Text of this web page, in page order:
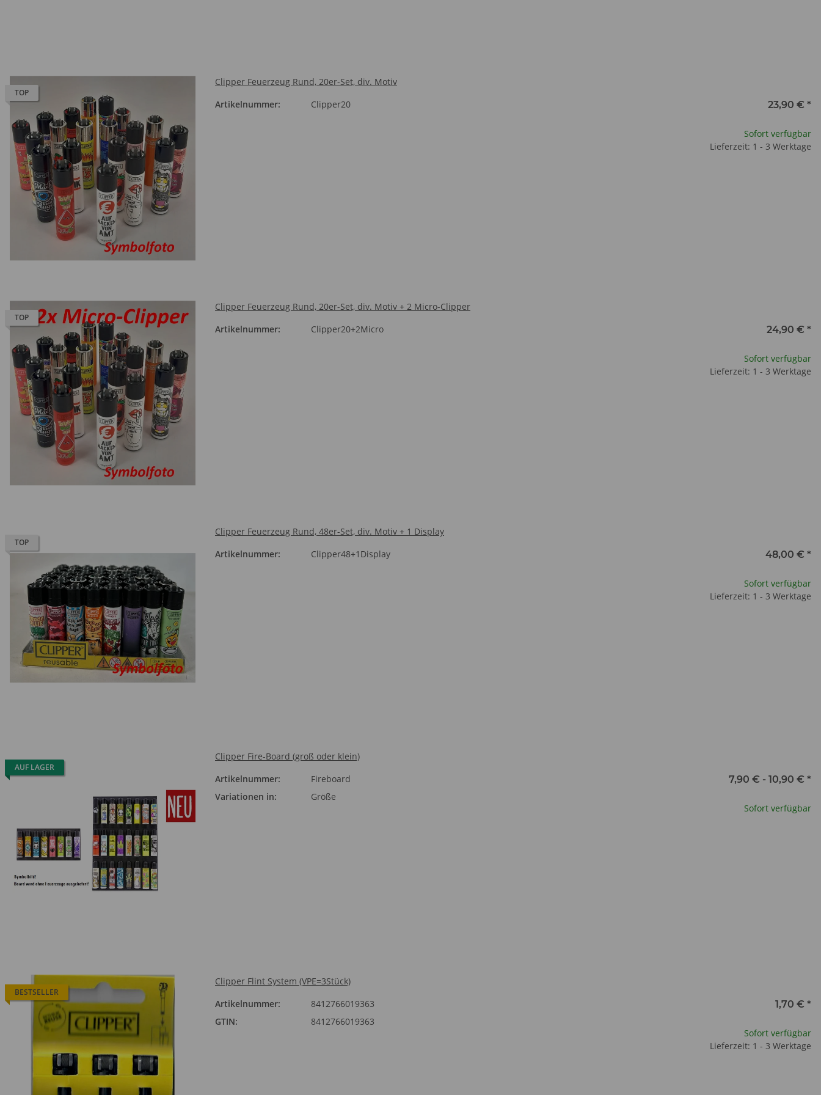
TOP
Clipper Feuerzeug Rund, 20er-Set, div. Motiv
Artikelnummer:
Clipper20 23,90 € *
Sofort verfügbar
Lieferzeit: 1 - 3 Werktage
TOP
Clipper Feuerzeug Rund, 20er-Set, div. Motiv + 2 Micro-Clipper
Artikelnummer:
Clipper20+2Micro 24,90 € *
Sofort verfügbar
Lieferzeit: 1 - 3 Werktage
TOP
Clipper Feuerzeug Rund, 48er-Set, div. Motiv + 1 Display
Artikelnummer:
Clipper48+1Display 48,00 € *
Sofort verfügbar
Lieferzeit: 1 - 3 Werktage
AUF LAGER
Clipper Fire-Board (groß oder klein)
Artikelnummer:
Fireboard
Variationen in:
Größe
7,90 € - 10,90 € *
Sofort verfügbar
BESTSELLER
Clipper Flint System (VPE=3Stück)
Artikelnummer:
8412766019363
GTIN:
8412766019363
1,70 € *
Sofort verfügbar
Lieferzeit: 1 - 3 Werktage